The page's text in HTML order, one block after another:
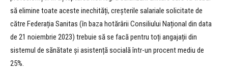
să elimine toate aceste inechități, creșterile salariale solicitate de
către Federația Sanitas (în baza hotărârii Consiliului Național din data
de 21 noiembrie 2023) trebuie să se facă pentru toți angajații din
sistemul de sănătate și asistență socială într-un procent mediu de
25%.